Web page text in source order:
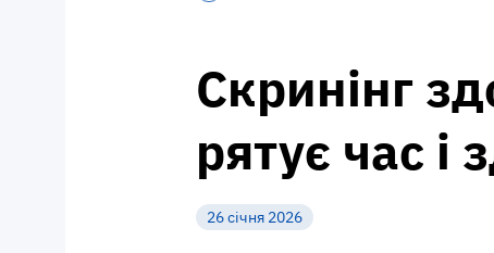
Скринінг
рятує час і
26 січня 2026